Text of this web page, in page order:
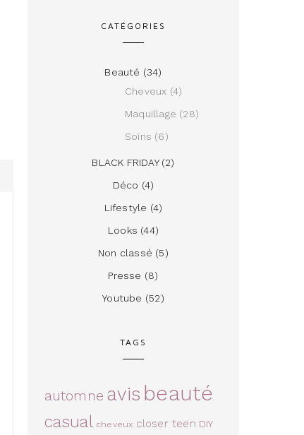
CATÉGORIES
Beauté (34)
Cheveux (4)
Maquillage (28)
Soins (6)
BLACK FRIDAY(2)
Déco (4)
Lifestyle (4)
Looks (44)
Non classé (5)
Presse (8)
Youtube (52)
TAGS
automne avis beauté
casual cheveux closer teen DIY